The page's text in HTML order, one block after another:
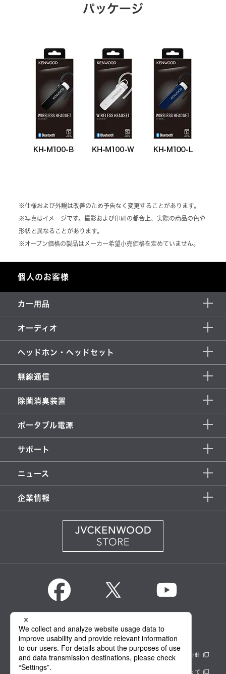
パッケージ
※仕様および外観は改善のため予告なく変更することがあります。
※写真はイメージです。撮影および印刷の都合上、実際の商品の色や
形状と異なることがあります。
※オープン価格の製品はメーカー希望小売価格を定めていません。
個人のお客様
カー用品
オーディオ
ヘッドホン・ヘッドセット
無線通信
除菌消臭装置
ポータブル電源
サポート
ニュース
企業情報
KENWOOD Global
情報セキュリティ基本方針 製品安全に関する基本方針
正しい表示への取り組み サイトのご利用にあたって